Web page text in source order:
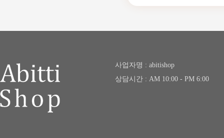
사업자명 : abitishop
상담시간 : AM 10:00 - PM 6:00